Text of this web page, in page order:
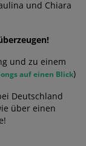
und Chiara
und zu einem
auf einen Blick)
Deutschland
über einen